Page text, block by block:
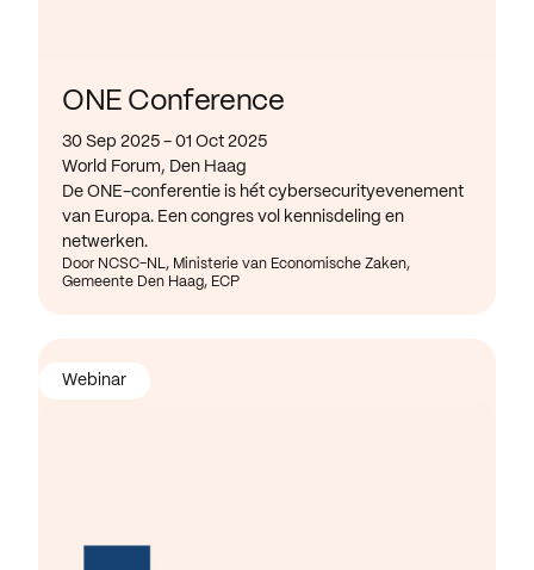
ONE Conference
30 Sep 2025 - 01 Oct 2025
World Forum, Den Haag
De ONE-conferentie is hét cybersecurityevenement
van Europa. Een congres vol kennisdeling en
netwerken.
Door NCSC-NL, Ministerie van Economische Zaken,
Gemeente Den Haag, ECP
Webinar